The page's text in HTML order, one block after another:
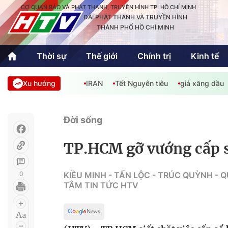
CƠ QUAN BÁO VÀ PHÁT THANH, TRUYỀN HÌNH TP. HỒ CHÍ MINH
ĐÀI PHÁT THANH VÀ TRUYỀN HÌNH
THÀNH PHỐ HỒ CHÍ MINH
Thời sự Thế giới Chính trị Kinh tế
Thời sự
Thể thao
Quốc tế
Văn hóa -
An Sinh
Xu hướng IRAN Tết Nguyên tiêu giá xăng dầu
0
Đời sống
TP.HCM gỡ vướng cấp
KIỀU MINH - TẤN LỘC - TRÚC QUỲNH -
TÂM TIN TỨC HTV